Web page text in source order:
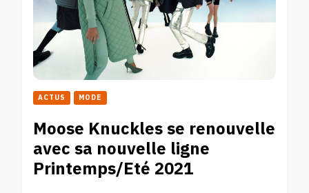
ACTUS MODE
Moose Knuckles se renouvelle
avec sa nouvelle ligne
Printemps/Eté 2021